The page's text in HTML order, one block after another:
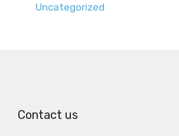
Uncategorized
Contact us